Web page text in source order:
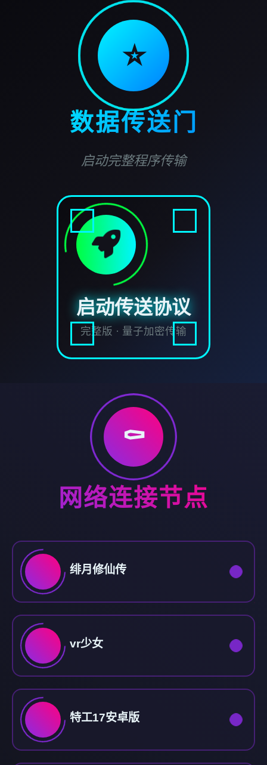
⭐
数据传送门
启动完整程序传输
启动传送协议
完整版 · 量子加密传输
⚰️
网络连接节点
绯月修仙传
vr少女
特工17安卓版